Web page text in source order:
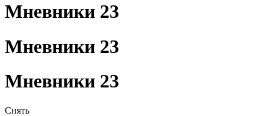
Мневники 23
Мневники 23
Мневники 23
Снять